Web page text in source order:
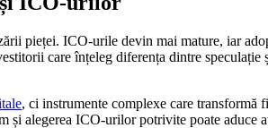
pieței. ICO-urile devin mai mature, iar
care înțeleg diferența dintre speculație
, ci instrumente complexe care transformă
și alegerea ICO-urilor potrivite poate aduce